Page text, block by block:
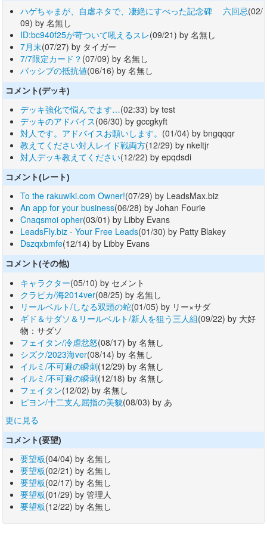
ハゲちゃまが、自虐ネタで、凄絶にすべった記念碑 六回忌(02/
09) by 名無し
ID:bc940f25が苛ついて吼えるスレ(09/21) by 名無し
7月末(07/27) by タイガー
7/7限定カード？ (07/09) by 名無し
パッシブの抵抗値(06/16) by 名無し
コメント(デッキ)
デッキ強化で悩んでます…(02:33) by test
デッキのアドバイス(06/30) by gccgkyft
対人です。アドバイスお願いします。 (01/04) by bngqqqr
教えてください対人レイド戦両方(12/29) by nkeltjr
対人デッキ教えてください(12/22) by epqdsdi
コメント(レート)
To the rakuwiki.com Owner!(07/29) by LeadsMax.biz
An app for your business(06/28) by Johan Fourie
Cnaqsmoi opher(03/01) by Libby Evans
LeadsFly.biz - Your Free Leads(01/30) by Patty Blakey
Dszqxbmfe(12/14) by Libby Evans
コメント(その他)
キャラクター(05/10) by セメント
クラピカ/海2014ver(08/25) by 名無し
リールベルト/しなる双頭の蛇(01/05) by リー×サダ
ギド＆サダソ＆リールベルト/新人を狙う三人組(09/22) by 大好
物：サダソ
フェイタン/冷虐忿怒(08/17) by 名無し
シズク/2023海ver(08/14) by 名無し
イルミ/不可避の瞬刺(12/29) by 名無し
イルミ/不可避の瞬刺(12/18) by 名無し
フェイタン(12/02) by 名無し
ピヨン/十二支ん屈指の美貌(08/03) by あ
更に見る
コメント(要望)
要望板(04/04) by 名無し
要望板(02/21) by 名無し
要望板(02/17) by 名無し
要望板(01/29) by 管理人
要望板(12/22) by 名無し